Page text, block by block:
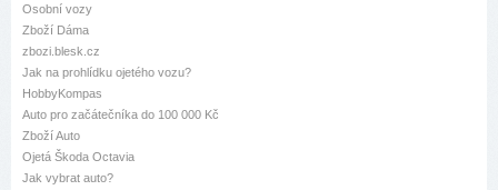
Osobní vozy
Zboží Dáma
zbozi.blesk.cz
Jak na prohlídku ojetého vozu?
HobbyKompas
Auto pro začátečníka do 100 000 Kč
Zboží Auto
Ojetá Škoda Octavia
Jak vybrat auto?